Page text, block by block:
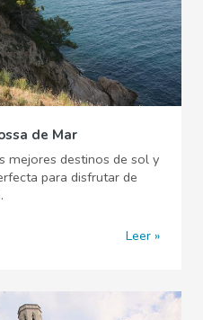
de Mar
mejores destinos de sol y
para disfrutar de
Leer